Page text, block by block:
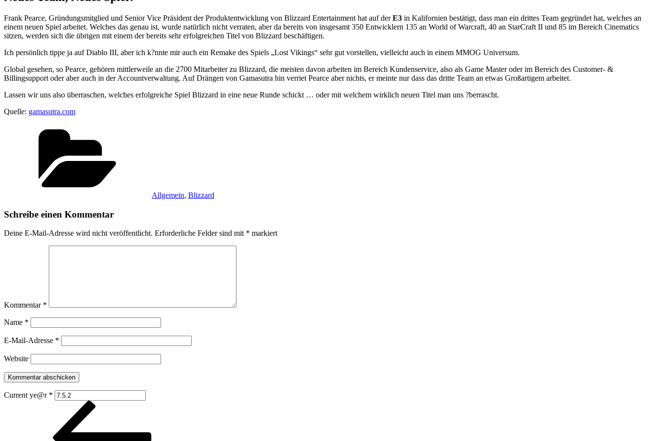
Frank Pearce, Gründungsmitglied und Senior Vice Präsident der Produktentwicklung von Blizzard Entertainment hat auf derE3 in Kalifornien bestätigt, dass man ein drittes Team gegründet hat, welches an
einem neuen Spiel arbeitet. Welches das genau ist, wurde natürlich nicht verraten, aber da bereits von insgesamt 350 Entwicklern 135 an World of Warcraft, 40 an StarCraft II und 85 im Bereich Cinematics
sitzen, werden sich die übrigen mit einem der bereits sehr erfolgreichen Titel von Blizzard beschäftigen.
Ich persönlich tippe ja auf Diablo III, aber ich k?nnte mir auch ein Remake des Spiels „Lost Vikings“ sehr gut vorstellen, vielleicht auch in einem MMOG Universum.
Global gesehen, so Pearce, gehören mittlerweile an die 2700 Mitarbeiter zu Blizzard, die meisten davon arbeiten im Bereich Kundenservice, also als Game Master oder im Bereich des Customer- &
Billingsupport oder aber auch in der Accountverwaltung. Auf Drängen von Gamasutra hin verriet Pearce aber nichts, er meinte nur dass das dritte Team an etwas Großartigem arbeitet.
Lassen wir uns also überraschen, welches erfolgreiche Spiel Blizzard in eine neue Runde schickt … oder mit welchem wirklich neuen Titel man uns ?berrascht.
Quelle: gamasutra.com
Allgemein, Blizzard
Schreibe einen Kommentar
Deine E-Mail-Adresse wird nicht veröffentlicht. Erforderliche Felder sind mit * markiert
Kommentar *
Name *
E-Mail-Adresse *
Website
Current ye@r *
Beitragsnavigation